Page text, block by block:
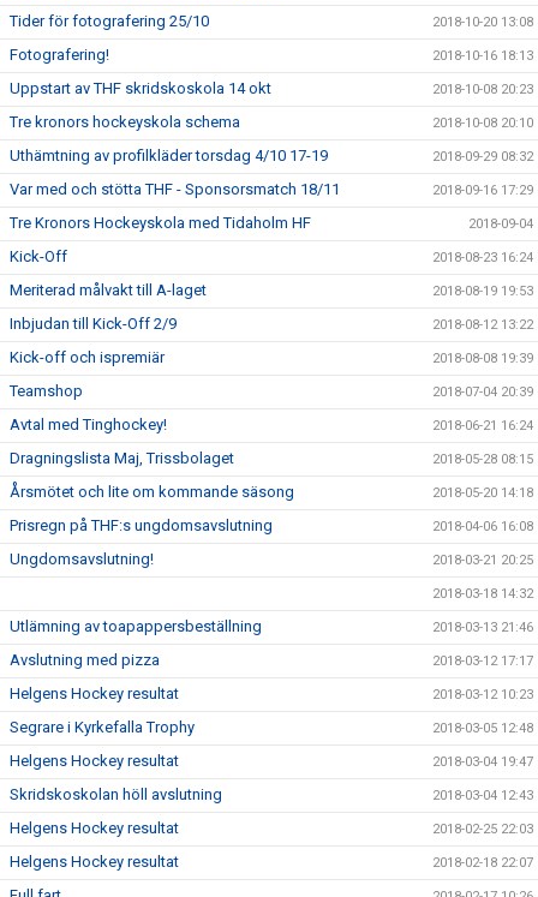
Tider för fotografering 25/10 2018-10-20 13:08
Fotografering! 2018-10-16 18:13
Uppstart av THF skridskoskola 14 okt 2018-10-08 20:23
Tre kronors hockeyskola schema 2018-10-08 20:10
Uthämtning av profilkläder torsdag 4/10 17-19 2018-09-29 08:32
Var med och stötta THF - Sponsorsmatch 18/11 2018-09-16 17:29
Tre Kronors Hockeyskola med Tidaholm HF 2018-09-04
Kick-Off 2018-08-23 16:24
Meriterad målvakt till A-laget 2018-08-19 19:53
Inbjudan till Kick-Off 2/9 2018-08-12 13:22
Kick-off och ispremiär 2018-08-08 19:39
Teamshop 2018-07-04 20:39
Avtal med Tinghockey! 2018-06-21 16:24
Dragningslista Maj, Trissbolaget 2018-05-28 08:15
Årsmötet och lite om kommande säsong 2018-05-20 14:18
Prisregn på THF:s ungdomsavslutning 2018-04-06 16:08
Ungdomsavslutning! 2018-03-21 20:25
2018-03-18 14:32
Utlämning av toapappersbeställning 2018-03-13 21:46
Avslutning med pizza 2018-03-12 17:17
Helgens Hockey resultat 2018-03-12 10:23
Segrare i Kyrkefalla Trophy 2018-03-05 12:48
Helgens Hockey resultat 2018-03-04 19:47
Skridskoskolan höll avslutning 2018-03-04 12:43
Helgens Hockey resultat 2018-02-25 22:03
Helgens Hockey resultat 2018-02-18 22:07